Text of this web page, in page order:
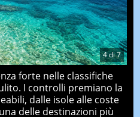
4di7
forte nelle classifiche
I controlli premiano la
dalle isole alle coste
delle destinazioni più